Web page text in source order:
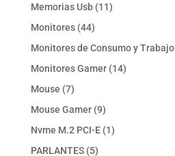
Memorias Usb 1111
Monitores 4444
productos
Monitores de Consumo y Trabajo
Monitores Gamer 1414
Mouse 77
productos
Mouse Gamer 99
productos
Nvme M.2 PCI-E 11
PARLANTES 55